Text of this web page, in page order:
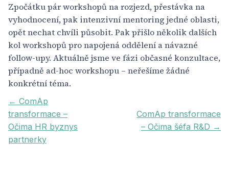
Zpočátku pár workshopů na rozjezd, přestávka na
vyhodnocení, pak intenzivní mentoring jedné oblasti,
opět nechat chvíli působit. Pak přišlo několik dalších
kol workshopů pro napojená oddělení a návazné
follow-upy. Aktuálně jsme ve fázi občasné konzultace,
případně ad-hoc workshopu – neřešíme žádné
konkrétní téma.
← ComAp
transformace –
Očima HR byznys
partnerky
ComAp transformace
– Očima šéfa R&D →